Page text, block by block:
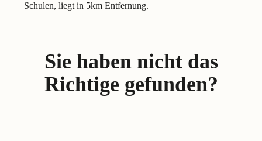
Schulen, liegt in 5km Entfernung.
Sie haben nicht das
Richtige gefunden?